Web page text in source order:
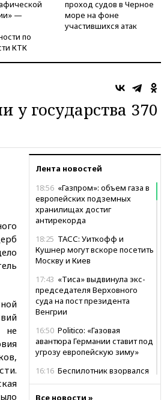
—
по
КТК
проход судов в Черное
море на фоне
участившихся атак
государства 370
Лента новостей
18:56 «Газпром»: объем газа в
европейских подземных
хранилищах достиг
антирекорда
18:25 ТАСС: Уиткофф и
Кушнер могут вскоре посетить
Москву и Киев
17:43 «Тиса» выдвинула экс-
председателя Верховного
суда на пост президента
Венгрии
16:50 Politico: «Газовая
авантюра Германии ставит под
угрозу европейскую зиму»
16:16 Беспилотник взорвался
вблизи газопровода в
Все новости »
не